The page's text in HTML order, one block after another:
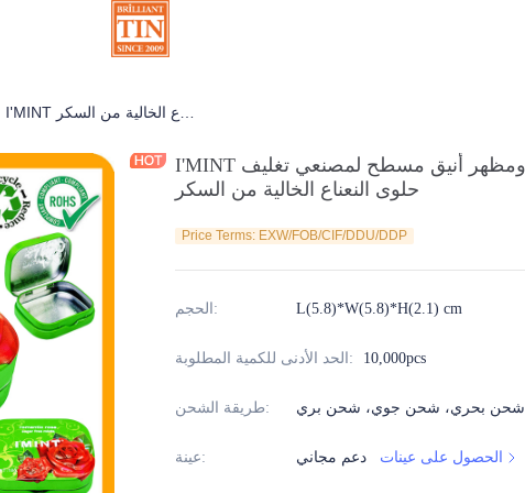
علب
I'MINT علبة نعناع مخصصة مع فاصل ومظهر أنيق مسطح لمصنعي تغليف
حلوى النعناع الخالية من السكر
Price Terms: EXW/FOB/CIF/DDU/DDP
الحجم : L(5.8)*W(5.8)*H(2.1) cm
الحد الأدنى للكمية المطلوبة : 10,000pcs
طريقة الشحن: شحن بحري، شحن جوي، شحن بري
عينة: دعم مجاني الحصول على عينات